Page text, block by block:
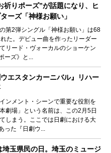
祈りポーズ”が話題になり、ヒ
ーズ「神様お願い」
第2弾シングル「神様お願い」は68
た。デビュー曲を作ったリーダー
リード・ヴォーカルのショーケン
ーズ》と...
ウエスタンカーニバル』リハー
ンメント・シーンで重要な役割を
劇場」という名前は、この2月5日
しまう。ここでは日劇における大
った『日劇ウ...
玉県民の日。埼玉のミュージ